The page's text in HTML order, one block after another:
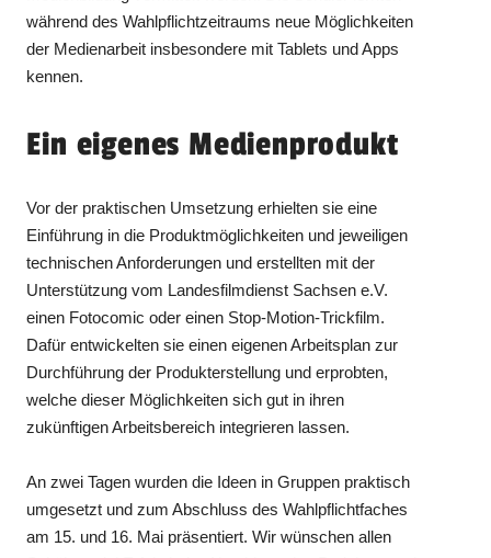
während des Wahlpflichtzeitraums neue Möglichkeiten
der Medienarbeit insbesondere mit Tablets und Apps
kennen.
Ein eigenes Medienprodukt
Vor der praktischen Umsetzung erhielten sie eine
Einführung in die Produktmöglichkeiten und jeweiligen
technischen Anforderungen und erstellten mit der
Unterstützung vom Landesfilmdienst Sachsen e.V.
einen Fotocomic oder einen Stop-Motion-Trickfilm.
Dafür entwickelten sie einen eigenen Arbeitsplan zur
Durchführung der Produkterstellung und erprobten,
welche dieser Möglichkeiten sich gut in ihren
zukünftigen Arbeitsbereich integrieren lassen.
An zwei Tagen wurden die Ideen in Gruppen praktisch
umgesetzt und zum Abschluss des Wahlpflichtfaches
am 15. und 16. Mai präsentiert. Wir wünschen allen